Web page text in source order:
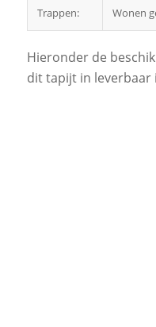
Trappen: Wonen
Hieronder de
dit tapijt in leverbaar